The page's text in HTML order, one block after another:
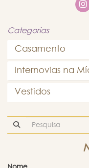
Categorias
Casamento
Internovias na
Vestidos